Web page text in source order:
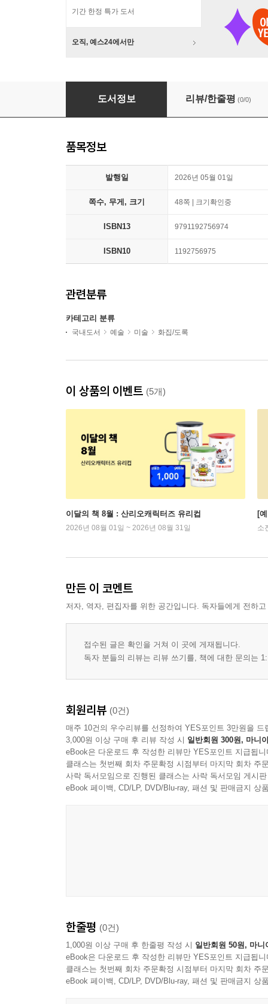
기간 한정 특가 도서
오직, 예스24에서만
풍경을 담다
도서정보 리뷰/한줄평 (0/0)
품목정보
발행일 2026년 05월 01일
쪽수, 무게, 크기 48쪽 | 크기확인중
ISBN13 9791192756974
ISBN10 1192756975
관련분류
카테고리 분류
국내도서 예술 미술 화집/도록
이 상품의 이벤트 (5개)
이달의 책 8월 : 산리오캐릭터즈 유리컵
2026년 08월 01일 ~ 2026년 08월 31일
[
소
만든 이 코멘트
저자, 역자, 편집자를 위한 공간입니다. 독자들에게 전하
접수된 글은 확인을 거쳐 이 곳에 게재됩니다.
독자 분들의 리뷰는 리뷰 쓰기를, 책에 대한 문의는
회원리뷰 (0건)
매주 10건의 우수리뷰를 선정하여 YES포인트 3만원을 드
3,000원 이상 구매 후 리뷰 작성 시 일반회원 300원, 마니
eBook은 다운로드 후 작성한 리뷰만 YES포인트 지급됩니
클래스는 첫번째 회차 주문확정 시점부터 마지막 회차 주
사락 독서모임으로 진행된 클래스는 사락 독서모임 게시
eBook 페이백, CD/LP, DVD/Blu-ray, 패션 및 판매금지 상
한줄평 (0건)
1,000원 이상 구매 후 한줄평 작성 시 일반회원 50원, 마니
eBook은 다운로드 후 작성한 리뷰만 YES포인트 지급됩니
클래스는 첫번째 회차 주문확정 시점부터 마지막 회차 주
eBook 페이백, CD/LP, DVD/Blu-ray, 패션 및 판매금지 상